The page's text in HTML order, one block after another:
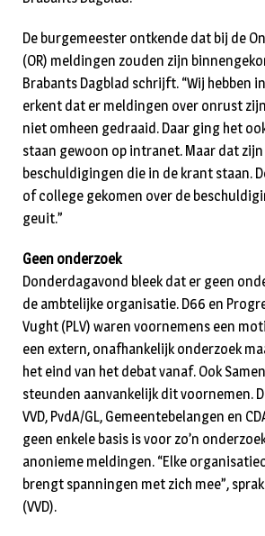
De burgemeester ontkende dat bij de
(OR) meldingen zouden zijn
Brabants Dagblad schrijft. “Wij hebben
erkent dat er meldingen over onrust
niet omheen gedraaid. Daar ging het
staan gewoon op intranet. Maar dat
beschuldigingen die in de krant staan.
of college gekomen over de
geuit.”
Geen onderzoek
Donderdagavond bleek dat er geen
de ambtelijke organisatie. D66 en
Vught (PLV) waren voornemens een
een extern, onafhankelijk onderzoek
het eind van het debat vanaf. Ook
steunden aanvankelijk dit voornemen.
VVD, PvdA/GL, Gemeentebelangen en
geen enkele basis is voor zo’n
anonieme meldingen. “Elke
brengt spanningen met zich mee”,
(VVD).